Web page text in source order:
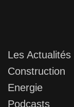
Les Actualités
Construction
Energie
Podcasts